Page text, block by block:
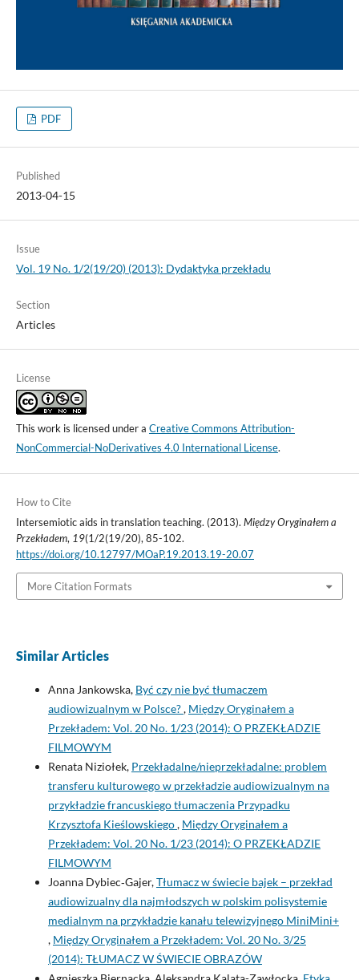
PDF
Published
2013-04-15
Issue
Vol. 19 No. 1/2(19/20) (2013): Dydaktyka przekładu
Section
Articles
License
This work is licensed under a Creative Commons Attribution-
NonCommercial-NoDerivatives 4.0 International License.
How to Cite
Intersemiotic aids in translation teaching. (2013). Między Oryginałem a
Przekładem, 19(1/2(19/20), 85-102.
https://doi.org/10.12797/MOaP.19.2013.19-20.07
More Citation Formats
Similar Articles
Anna Jankowska, Być czy nie być tłumaczem
audiowizualnym w Polsce?, Między Oryginałem a
Przekładem: Vol. 20 No. 1/23 (2014): O PRZEKŁADZIE
FILMOWYM
Renata Niziołek, Przekładalne/nieprzekładalne: problem
transferu kulturowego w przekładzie audiowizualnym na
przykładzie francuskiego tłumaczenia Przypadku
Krzysztofa Kieślowskiego, Między Oryginałem a
Przekładem: Vol. 20 No. 1/23 (2014): O PRZEKŁADZIE
FILMOWYM
Joanna Dybiec‑Gajer,Tłumacz w świecie bajek – przekład
audiowizualny dla najmłodszych w polskim polisystemie
medialnym na przykładzie kanału telewizyjnego MiniMini+
, Między Oryginałem a Przekładem: Vol. 20 No. 3/25
(2014): TŁUMACZ W ŚWIECIE OBRAZÓW